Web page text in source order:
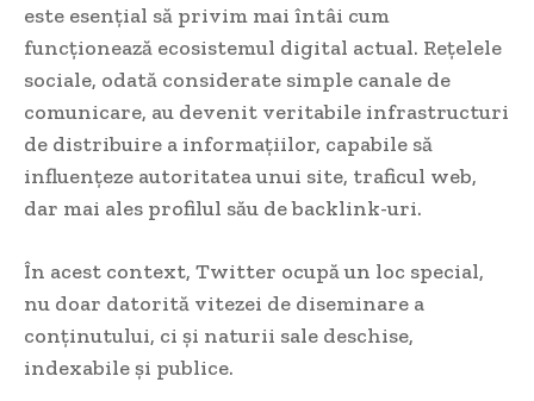
este esențial să privim mai întâi cum
funcționează ecosistemul digital actual. Rețelele
sociale, odată considerate simple canale de
comunicare, au devenit veritabile infrastructuri
de distribuire a informațiilor, capabile să
influențeze autoritatea unui site, traficul web,
dar mai ales profilul său de backlink-uri.
În acest context, Twitter ocupă un loc special,
nu doar datorită vitezei de diseminare a
conținutului, ci și naturii sale deschise,
indexabile și publice.